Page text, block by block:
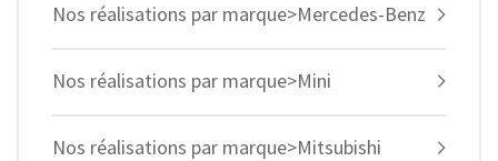
Nos réalisations par marque>Mercedes-Benz
Nos réalisations par marque>Mini
Nos réalisations par marque>Mitsubishi